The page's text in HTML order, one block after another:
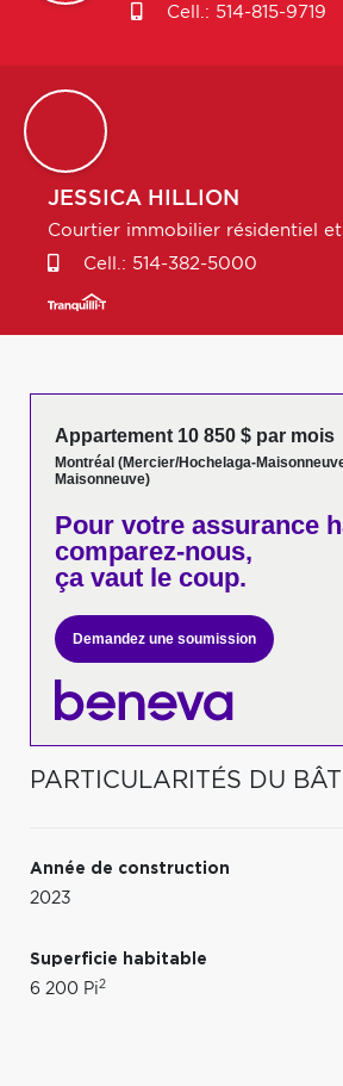
Cell.: 514-815-9719
JESSICA HILLION
Courtier immobilier résidentiel
Cell.: 514-382-5000
Appartement 10 850 $ par mois
Montréal (Mercier/Hochelaga-
Maisonneuve)
Pour votre assurance
comparez-nous,
ça vaut le coup.
Demandez une soumission
PARTICULARITÉS DU
Année de construction
2023
Superficie habitable
6 200 Pi2